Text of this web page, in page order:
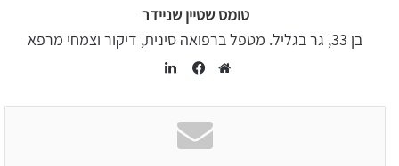
טומס שטיין שניידר
בן 33, גר בגליל. מטפל ברפואה סינית, דיקור וצמחי מרפא